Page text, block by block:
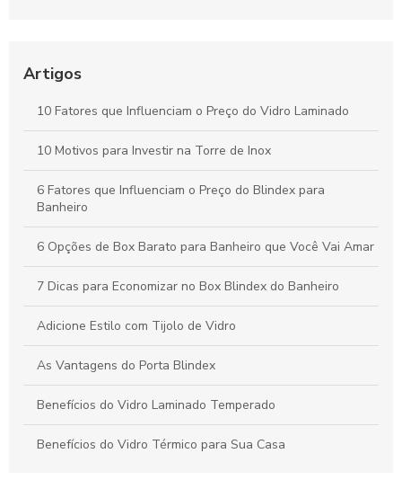
Box Blindex: A Solução Elegante para o Seu Banheiro
Envidraçamento de Sacada: Potenciais Vantagens e Dicas
Essenciais
Artigos
10 Fatores que Influenciam o Preço do Vidro Laminado
10 Motivos para Investir na Torre de Inox
6 Fatores que Influenciam o Preço do Blindex para
Banheiro
6 Opções de Box Barato para Banheiro que Você Vai Amar
7 Dicas para Economizar no Box Blindex do Banheiro
Adicione Estilo com Tijolo de Vidro
As Vantagens do Porta Blindex
Benefícios do Vidro Laminado Temperado
Benefícios do Vidro Térmico para Sua Casa